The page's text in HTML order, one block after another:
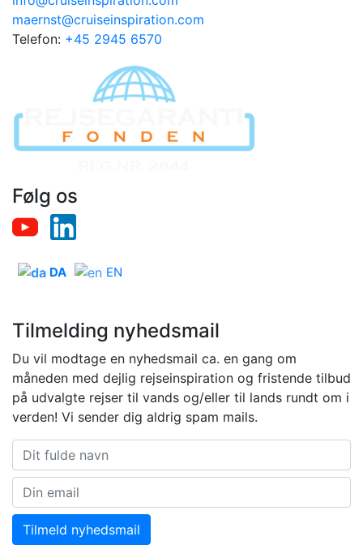
maernst@cruiseinspiration.com
Telefon: +45 2945 6570
Følg os
DA EN
Tilmelding nyhedsmail
Du vil modtage en nyhedsmail ca. en gang om
måneden med dejlig rejseinspiration og fristende tilbud
på udvalgte rejser til vands og/eller til lands rundt om i
verden! Vi sender dig aldrig spam mails.
Tilmeld nyhedsmail